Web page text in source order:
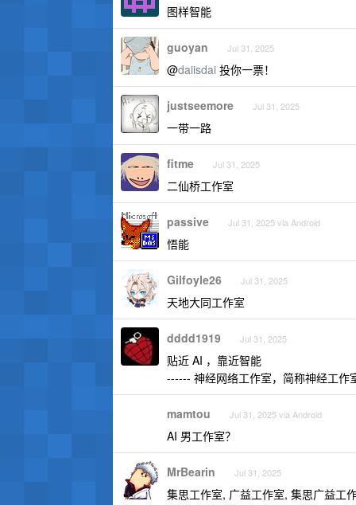
图样智能
guoyan Jul 31, 2025
@daiisdai 投你一票！
justseemore Jul 31, 2025
一带一路
fitme Jul 31, 2025
二仙桥工作室
passive Jul 31, 2025 via Android
悟能
Gilfoyle26 Jul 31, 2025
天地大同工作室
dddd1919 Jul 31, 2025
贴近 AI ，靠近智能
------ 神经网络工作室，简称神经工作
mamtou Jul 31, 2025 via Android
AI 男工作室？
MrBearin Jul 31, 2025
集思工作室, 广益工作室, 集思广益工